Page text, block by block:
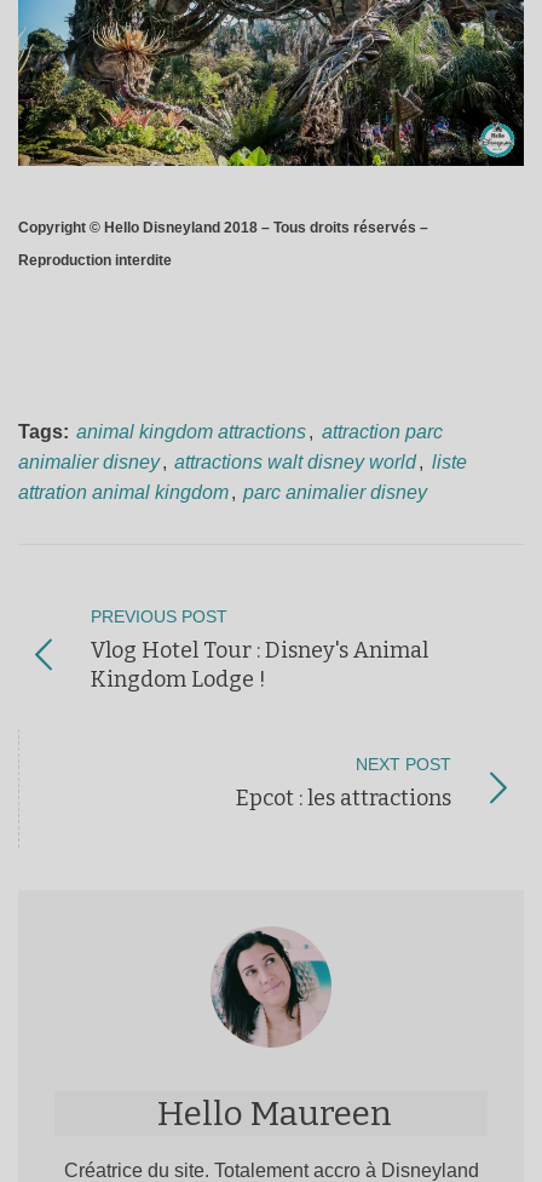
Copyright © Hello Disneyland 2018 – Tous droits réservés –
Reproduction interdite
Tags: animal kingdom attractions, attraction parc
animalier disney, attractions walt disney world, liste
attration animal kingdom, parc animalier disney
PREVIOUS POST
Vlog Hotel Tour : Disney's Animal
Kingdom Lodge !
NEXT POST
Epcot : les attractions
Hello Maureen
Créatrice du site. Totalement accro à Disneyland